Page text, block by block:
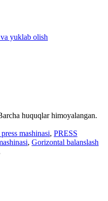
yuklab olish
huquqlar himoyalangan.
mashinasi, PRESS
, Gorizontal balanslash